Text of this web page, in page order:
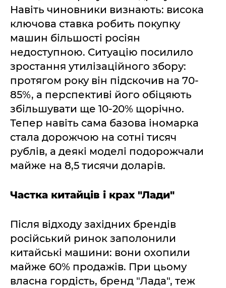
Навіть чиновники визнають: висока
ключова ставка робить покупку
машин більшості росіян
недоступною. Ситуацію посилило
зростання утилізаційного збору:
протягом року він підскочив на 70-
85%, а перспективі його обіцяють
збільшувати ще 10-20% щорічно.
Тепер навіть сама базова іномарка
стала дорожчою на сотні тисяч
рублів, а деякі моделі подорожчали
майже на 8,5 тисячи доларів.
Частка китайців і крах "Лади"
Після відходу західних брендів
російський ринок заполонили
китайські машини: вони охопили
майже 60% продажів. При цьому
власна гордість, бренд "Лада", теж